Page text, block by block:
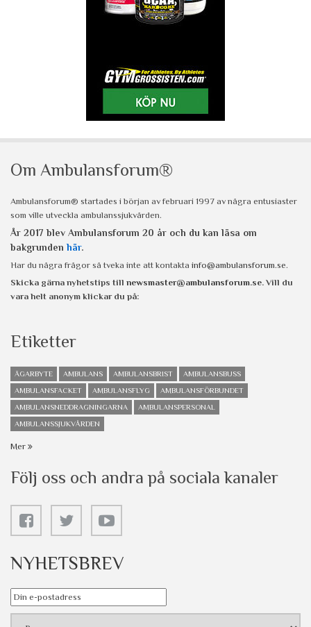
Om Ambulansforum®
Ambulansforum® startades i början av februari 1997 av några entusiaster
som ville utveckla ambulanssjukvården.
År 2017 blev Ambulansforum 20 år och du kan läsa om
bakgrunden här.
Har du några frågor så tveka inte att kontakta info@ambulansforum.se.
Skicka gärna nyhetstips till newsmaster@ambulansforum.se. Vill du
vara helt anonym klickar du på:
Etiketter
ÄGARBYTE AMBULANS AMBULANSBRIST
AMBULANSBUSS
AMBULANSFACKET
AMBULANSFLYG
AMBULANSFÖRBUNDET
AMBULANSNEDDRAGNINGARNA
AMBULANSPERSONAL
AMBULANSSJUKVÅRDEN
Mer
Följ oss och andra på sociala kanaler
NYHETSBREV